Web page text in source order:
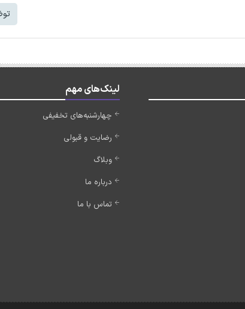
لینک‌های مهم
چهارشنبه‌های تخفیفی
رضایت و قبولی
وبلاگ
درباره ما
تماس با ما